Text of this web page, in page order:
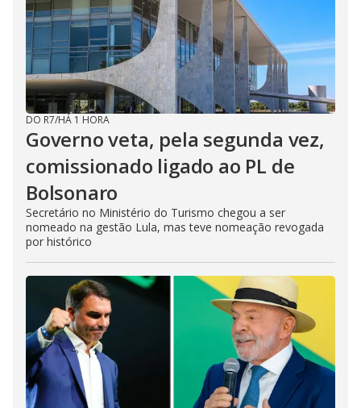
DO R7/HÁ 1 HORA
Governo veta, pela segunda vez,
comissionado ligado ao PL de
Bolsonaro
Secretário no Ministério do Turismo chegou a ser
nomeado na gestão Lula, mas teve nomeação revogada
por histórico